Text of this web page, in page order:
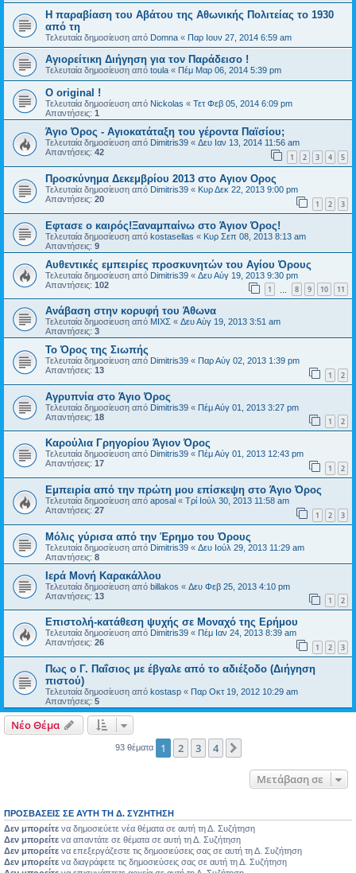
Η παραβίαση του Αβάτου της Αθωνικής Πολιτείας το 1930
από τη
Τελευταία δημοσίευση από Domna « Παρ Ιουν 27, 2014 6:59 am
Αγιορείτικη Διήγηση για τον Παράδεισο !
Τελευταία δημοσίευση από toula « Πέμ Μαρ 06, 2014 5:39 pm
O original !
Τελευταία δημοσίευση από Nickolas « Τετ Φεβ 05, 2014 6:09 pm
Απαντήσεις: 1
Άγιο Όρος - Αγιοκατάταξη του γέροντα Παϊσίου;
Τελευταία δημοσίευση από Dimitris39 « Δευ Ιαν 13, 2014 11:56 am
Απαντήσεις: 42 1 2 3 4 5
Προσκύνημα Δεκεμβρίου 2013 στο Αγιον Ορος
Τελευταία δημοσίευση από Dimitris39 « Κυρ Δεκ 22, 2013 9:00 pm
Απαντήσεις: 20 1 2 3
Εφτασε ο καιρός!Ξαναμπαίνω στο Άγιον Όρος!
Τελευταία δημοσίευση από kostasellas « Κυρ Σεπ 08, 2013 8:13 am
Απαντήσεις: 9
Αυθεντικές εμπειρίες προσκυνητών του Αγίου Όρους
Τελευταία δημοσίευση από Dimitris39 « Δευ Αύγ 19, 2013 9:30 pm
Απαντήσεις: 102 1 8 9 10 11
Ανάβαση στην κορυφή του Άθωνα
Τελευταία δημοσίευση από ΜΙΧΣ « Δευ Αύγ 19, 2013 3:51 am
Απαντήσεις: 3
Το Όρος της Σιωπής
Τελευταία δημοσίευση από Dimitris39 « Παρ Αύγ 02, 2013 1:39 pm
Απαντήσεις: 13 1 2
Αγρυπνία στο Άγιο Όρος
Τελευταία δημοσίευση από Dimitris39 « Πέμ Αύγ 01, 2013 3:27 pm
Απαντήσεις: 18 1 2
Καρούλια Γρηγορίου Άγιον Όρος
Τελευταία δημοσίευση από Dimitris39 « Πέμ Αύγ 01, 2013 12:43 pm
Απαντήσεις: 17 1 2
Εμπειρία από την πρώτη μου επίσκεψη στο Άγιο Όρος
Τελευταία δημοσίευση από aposal « Τρί Ιούλ 30, 2013 11:58 am
Απαντήσεις: 27 1 2 3
Μόλις γύρισα από την Έρημο του Όρους
Τελευταία δημοσίευση από Dimitris39 « Δευ Ιούλ 29, 2013 11:29 am
Απαντήσεις: 8
Ιερά Μονή Καρακάλλου
Τελευταία δημοσίευση από billakos « Δευ Φεβ 25, 2013 4:10 pm
Απαντήσεις: 13 1 2
Επιστολή-κατάθεση ψυχής σε Μοναχό της Ερήμου
Τελευταία δημοσίευση από Dimitris39 « Πέμ Ιαν 24, 2013 8:39 am
Απαντήσεις: 26 1 2 3
Πως ο Γ. Παΐσιος με έβγαλε από το αδιέξοδο (Διήγηση
πιστού)
Τελευταία δημοσίευση από kostasp « Παρ Οκτ 19, 2012 10:29 am
Απαντήσεις: 5
Νέο Θέμα
93 θέματα 1 2 3 4
Μετάβαση σε
ΠΡΟΣΒΆΣΕΙΣ ΣΕ ΑΥΤΉ ΤΗ Δ. ΣΥΖΉΤΗΣΗ
Δεν μπορείτε να δημοσιεύετε νέα θέματα σε αυτή τη Δ. Συζήτηση
Δεν μπορείτε να απαντάτε σε θέματα σε αυτή τη Δ. Συζήτηση
Δεν μπορείτε να επεξεργάζεστε τις δημοσιεύσεις σας σε αυτή τη Δ. Συζήτηση
Δεν μπορείτε να διαγράφετε τις δημοσιεύσεις σας σε αυτή τη Δ. Συζήτηση